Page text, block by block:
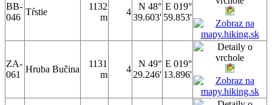
BB-
046
Tŕstie
1132
m
4
N 48°
39.603'
E 019°
59.853'
ZA-
061
Hruba Bučina
1131
m
4
N 49°
29.246'
E 019°
13.896'